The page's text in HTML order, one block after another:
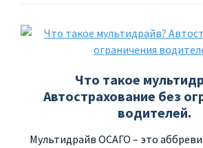
Что такое
Автострахование без
водителей.
Мультидрайв ОСАГО – это